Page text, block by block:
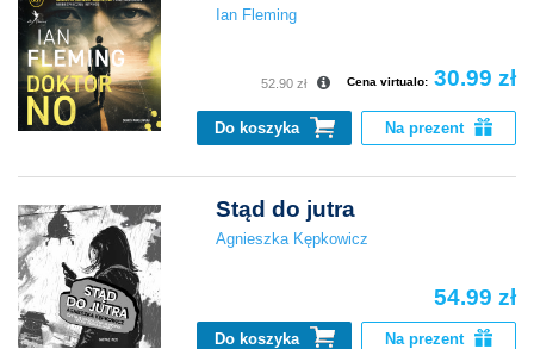
Ian Fleming
Cena virtualo: 30.99 zł
52.90 zł
Do koszyka Na prezent
Stąd do jutra
Agnieszka Kępkowicz
54.99 zł
Do koszyka Na prezent